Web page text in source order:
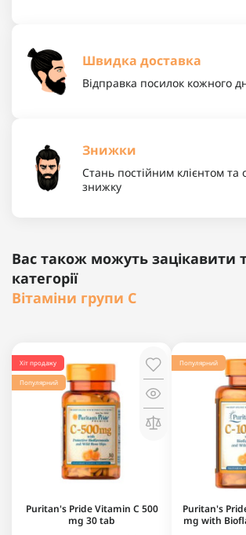
Швидка доставка
Відправка посилок кожного
Знижки
Стань постійним клієнтом та
знижку
Вас також можуть зацікавити
категорії
Вітаміни групи С
Хіт продажу
Популярний
Puritan's Pride Vitamin C 500
mg 30 tab
Популярний
Puritan's
mg with